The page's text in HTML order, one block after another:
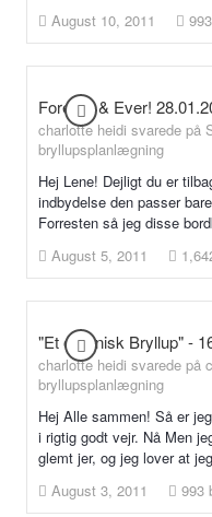
August 10, 2011
Forever & Ever!
charlotte heidi svarede på
bryllupsplanlægning
Hej Lene! Dejligt du er
indbydelse den passer
Forresten så jeg disse
August 5, 2011
"Et organisk Bryllup" -
charlotte heidi svarede på
bryllupsplanlægning
Hej Alle sammen! Så er
i rigtig godt vejr. Nå Men
glemt jer, og jeg lover at
August 3, 2011
993